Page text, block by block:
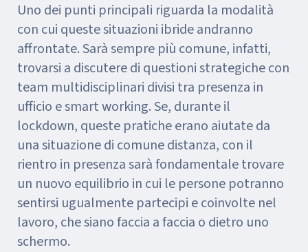
Uno dei punti principali riguarda la modalità
con cui queste situazioni ibride andranno
affrontate. Sarà sempre più comune, infatti,
trovarsi a discutere di questioni strategiche con
team multidisciplinari divisi tra presenza in
ufficio e smart working. Se, durante il
lockdown, queste pratiche erano aiutate da
una situazione di comune distanza, con il
rientro in presenza sarà fondamentale trovare
un nuovo equilibrio in cui le persone potranno
sentirsi ugualmente partecipi e coinvolte nel
lavoro, che siano faccia a faccia o dietro uno
schermo.